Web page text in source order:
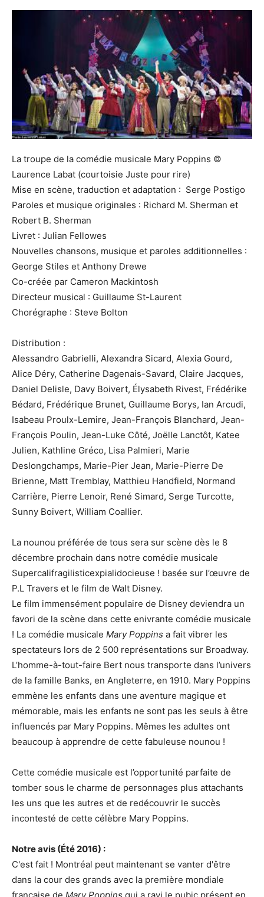
La troupe de la comédie musicale Mary Poppins ©
Laurence Labat (courtoisie Juste pour rire)
Mise en scène, traduction et adaptation : Serge Postigo
Paroles et musique originales : Richard M. Sherman et
Robert B. Sherman
Livret : Julian Fellowes
Nouvelles chansons, musique et paroles additionnelles :
George Stiles et Anthony Drewe
Co-créée par Cameron Mackintosh
Directeur musical : Guillaume St-Laurent
Chorégraphe : Steve Bolton
Distribution :
Alessandro Gabrielli, Alexandra Sicard, Alexia Gourd,
Alice Déry, Catherine Dagenais-Savard, Claire Jacques,
Daniel Delisle, Davy Boivert, Élysabeth Rivest, Frédérike
Bédard, Frédérique Brunet, Guillaume Borys, Ian Arcudi,
Isabeau Proulx-Lemire, Jean-François Blanchard, Jean-
François Poulin, Jean-Luke Côté, Joëlle Lanctôt, Katee
Julien, Kathline Gréco, Lisa Palmieri, Marie
Deslongchamps, Marie-Pier Jean, Marie-Pierre De
Brienne, Matt Tremblay, Matthieu Handfield, Normand
Carrière, Pierre Lenoir, René Simard, Serge Turcotte,
Sunny Boivert, William Coallier.
La nounou préférée de tous sera sur scène dès le 8
décembre prochain dans notre comédie musicale
Supercalifragilisticexpialidocieuse ! basée sur l’œuvre de
P.L Travers et le film de Walt Disney.
Le film immensément populaire de Disney deviendra un
favori de la scène dans cette enivrante comédie musicale
! La comédie musicale Mary Poppins a fait vibrer les
spectateurs lors de 2 500 représentations sur Broadway.
L’homme-à-tout-faire Bert nous transporte dans l’univers
de la famille Banks, en Angleterre, en 1910. Mary Poppins
emmène les enfants dans une aventure magique et
mémorable, mais les enfants ne sont pas les seuls à être
influencés par Mary Poppins. Mêmes les adultes ont
beaucoup à apprendre de cette fabuleuse nounou !
Cette comédie musicale est l’opportunité parfaite de
tomber sous le charme de personnages plus attachants
les uns que les autres et de redécouvrir le succès
incontesté de cette célèbre Mary Poppins.
Notre avis (Été 2016) :
C'est fait ! Montréal peut maintenant se vanter d'être
dans la cour des grands avec la première mondiale